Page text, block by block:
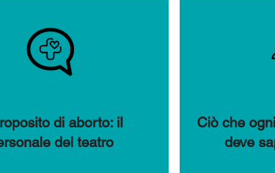
di aborto: il
del teatro
Ciò che
deve